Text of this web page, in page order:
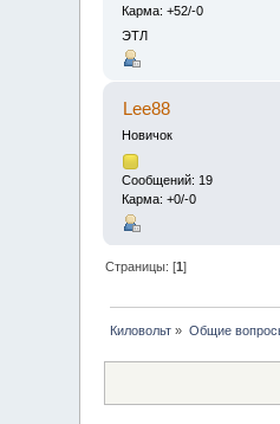
Карма: +52/-0
ЭТЛ
Lee88
Новичок
Сообщений: 19
Карма: +0/-0
Страницы: [1]
Киловольт » Общие